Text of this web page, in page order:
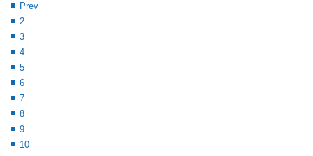
Prev
2
3
4
5
6
7
8
9
10